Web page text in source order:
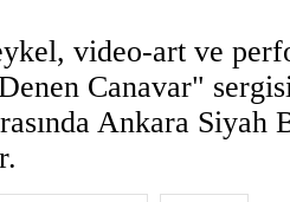
video-art ve
Canavar"
Ankara Siyah